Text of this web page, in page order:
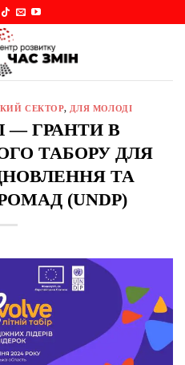
СЕКТОР, ДЛЯ МОЛОДІ
— ГРАНТИ В
ТАБОРУ ДЛЯ
ТА
(UNDP)